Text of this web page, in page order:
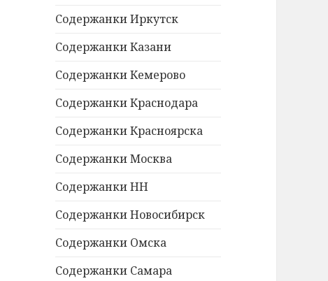
Содержанки Иркутск
Содержанки Казани
Содержанки Кемерово
Содержанки Краснодара
Содержанки Красноярска
Содержанки Москва
Содержанки НН
Содержанки Новосибирск
Содержанки Омска
Содержанки Самара